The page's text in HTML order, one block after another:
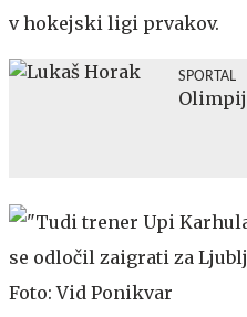
v hokejski ligi prvakov.
SPORTAL